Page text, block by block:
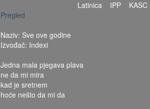
Latinica IPP
KASC
Pregled
Naziv: Sve ove godine
Izvođač: Indexi
Jedna mala pjegava plava
ne da mi mira
kad je sretnem
hoće nešto da mi da